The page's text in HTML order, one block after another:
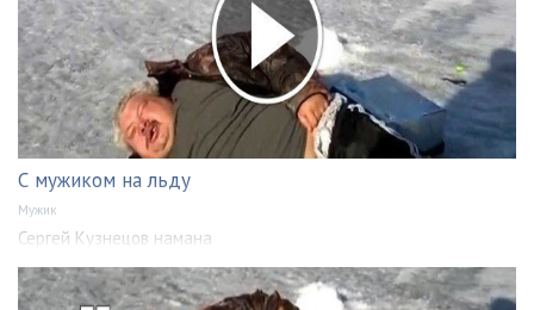
С мужиком на льду
Мужик
Сергей Кузнецов намана